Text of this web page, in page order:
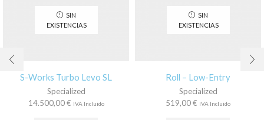
SIN
EXISTENCIAS
S-Works Turbo Levo SL
Specialized
14.500,00€ IVA Incluido
SIN
EXISTENCIAS
Roll – Low-Entry
Specialized
519,00€ IVA Incluido